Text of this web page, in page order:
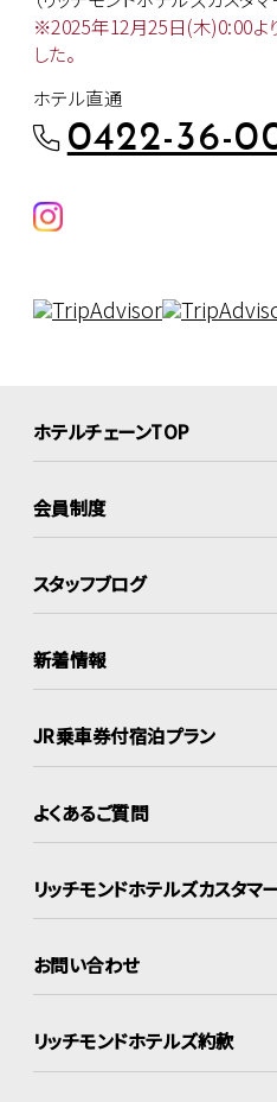
※2025年12月25日(木)0:00より
した。
ホテル直通
0422-36-
ホテルチェーンTOP
会員制度
スタッフブログ
新着情報
JR乗車券付宿泊プラン
よくあるご質問
リッチモンドホテルズカスタマ
お問い合わせ
リッチモンドホテルズ約款